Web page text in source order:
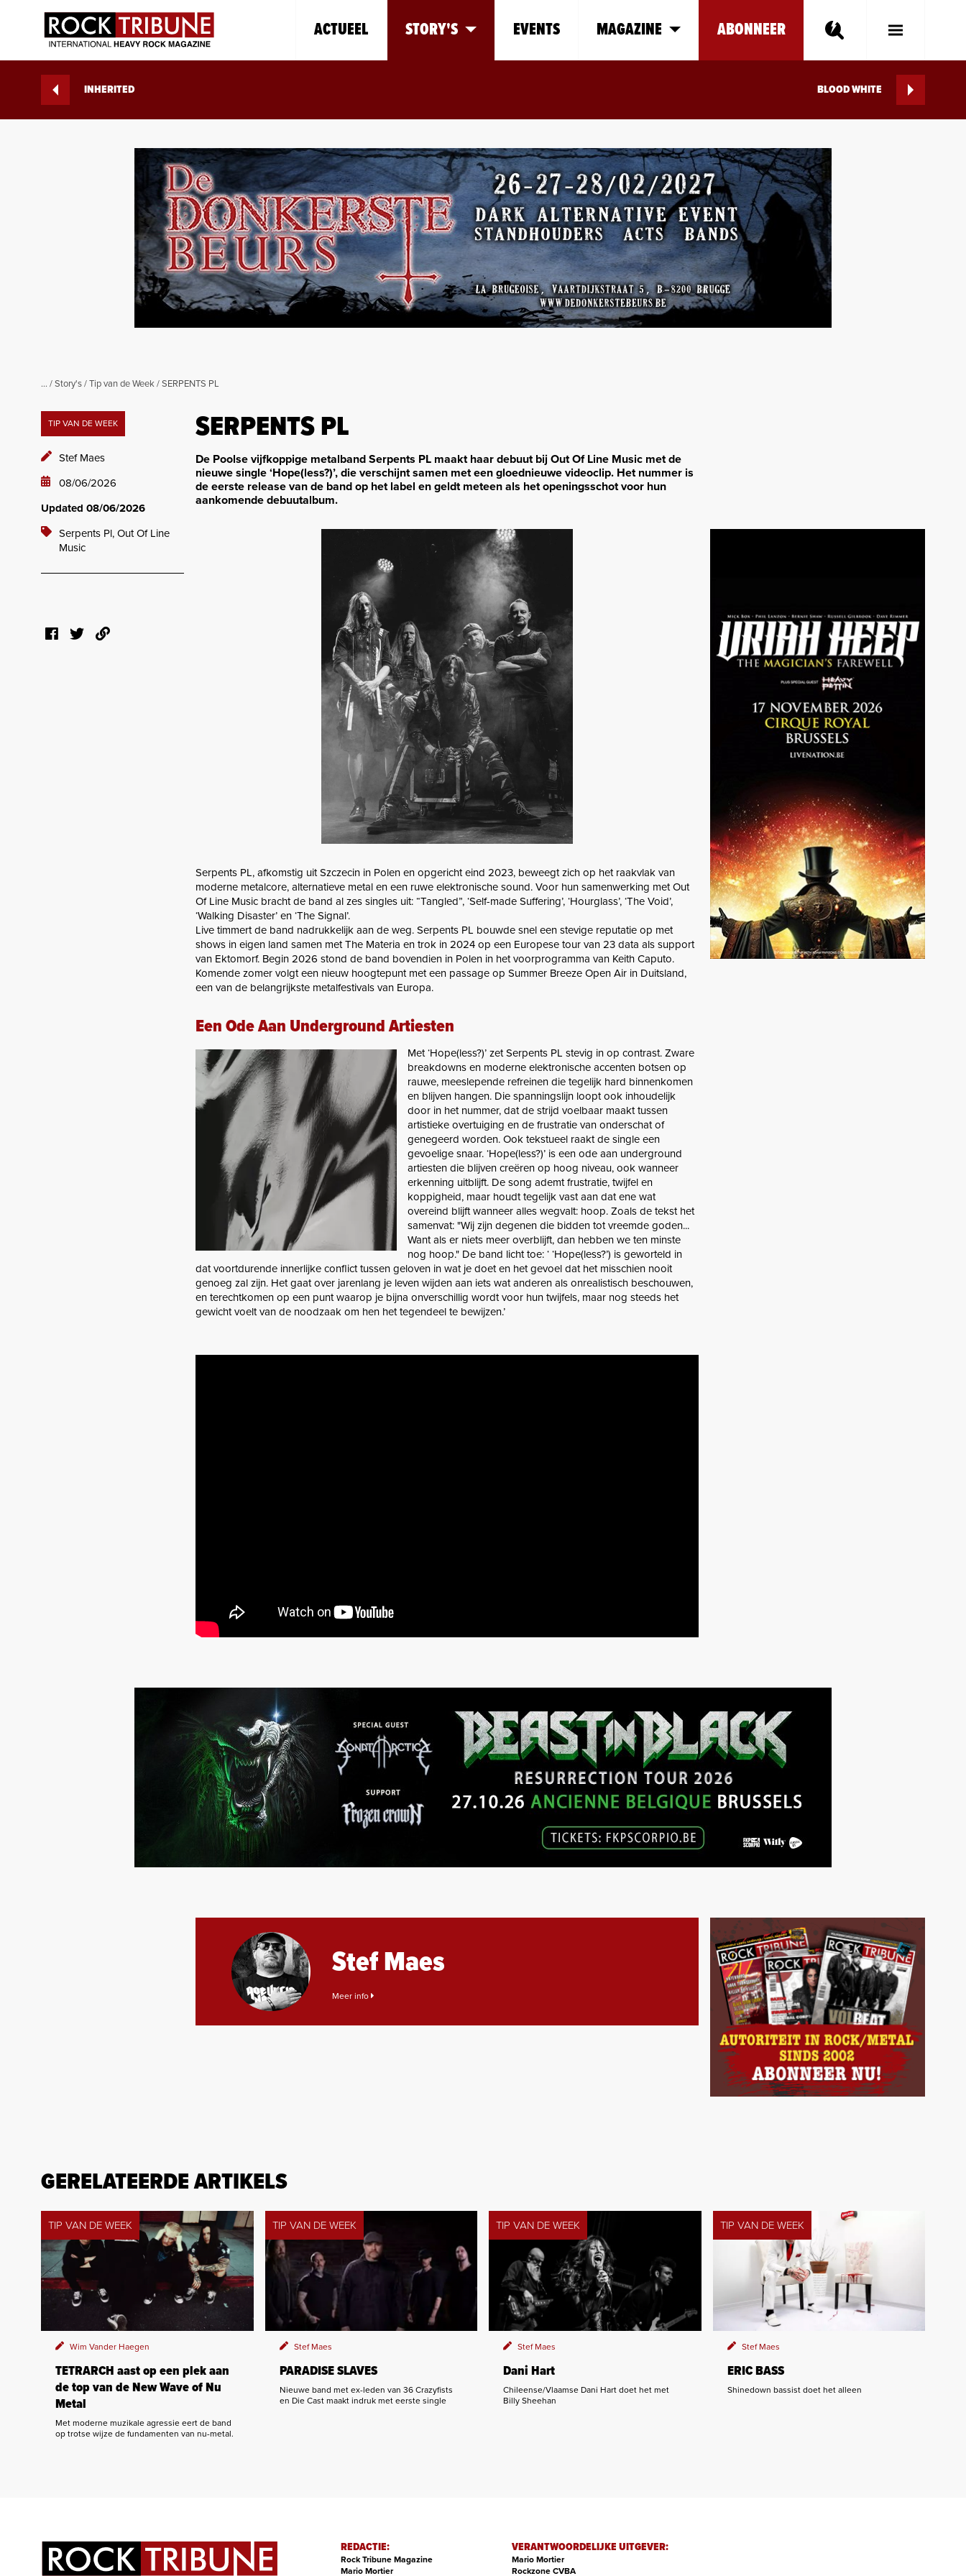
ACTUEEL STORY'S EVENTS MAGAZINE ABONNEER
Toggle
INHERITED BLOOD WHITE
... /Story's/Tip van de Week/SERPENTS PL
TIP VAN DE WEEK
Stef Maes
08/06/2026
Updated 08/06/2026
Serpents Pl, Out Of Line
Music
SERPENTS PL
De Poolse vijfkoppige metalband Serpents PL maakt haar debuut bij Out Of Line Music met de
nieuwe single ‘Hope(less?)’, die verschijnt samen met een gloednieuwe videoclip. Het nummer is
de eerste release van de band op het label en geldt meteen als het openingsschot voor hun
aankomende debuutalbum.
Serpents PL, afkomstig uit Szczecin in Polen en opgericht eind 2023, beweegt zich op het raakvlak van
moderne metalcore, alternatieve metal en een ruwe elektronische sound. Voor hun samenwerking met Out
Of Line Music bracht de band al zes singles uit: “Tangled”, ‘Self-made Suffering’, ‘Hourglass’, ‘The Void’,
‘Walking Disaster’ en ‘The Signal’.
Live timmert de band nadrukkelijk aan de weg. Serpents PL bouwde snel een stevige reputatie op met
shows in eigen land samen met The Materia en trok in 2024 op een Europese tour van 23 data als support
van Ektomorf. Begin 2026 stond de band bovendien in Polen in het voorprogramma van Keith Caputo.
Komende zomer volgt een nieuw hoogtepunt met een passage op Summer Breeze Open Air in Duitsland,
een van de belangrijkste metalfestivals van Europa.
Een Ode Aan Underground Artiesten
Met ‘Hope(less?)’ zet Serpents PL stevig in op contrast. Zware
breakdowns en moderne elektronische accenten botsen op
rauwe, meeslepende refreinen die tegelijk hard binnenkomen
en blijven hangen. Die spanningslijn loopt ook inhoudelijk
door in het nummer, dat de strijd voelbaar maakt tussen
artistieke overtuiging en de frustratie van onderschat of
genegeerd worden. Ook tekstueel raakt de single een
gevoelige snaar. ‘Hope(less?)’ is een ode aan underground
artiesten die blijven creëren op hoog niveau, ook wanneer
erkenning uitblijft. De song ademt frustratie, twijfel en
koppigheid, maar houdt tegelijk vast aan dat ene wat
overeind blijft wanneer alles wegvalt: hoop. Zoals de tekst het
samenvat: "Wij zijn degenen die bidden tot vreemde goden...
Want als er niets meer overblijft, dan hebben we ten minste
nog hoop." De band licht toe: ‘ ‘Hope(less?’) is geworteld in
dat voortdurende innerlijke conflict tussen geloven in wat je doet en het gevoel dat het misschien nooit
genoeg zal zijn. Het gaat over jarenlang je leven wijden aan iets wat anderen als onrealistisch beschouwen,
en terechtkomen op een punt waarop je bijna onverschillig wordt voor hun twijfels, maar nog steeds het
gewicht voelt van de noodzaak om hen het tegendeel te bewijzen.’
Stef Maes
Meer info
GERELATEERDE ARTIKELS
TIP VAN DE WEEK
Wim Vander Haegen
TETRARCH aast op een plek aan
de top van de New Wave of Nu
Metal
Met moderne muzikale agressie eert de band
op trotse wijze de fundamenten van nu-metal.
TIP VAN DE WEEK
Stef Maes
PARADISE SLAVES
Nieuwe band met ex-leden van 36 Crazyfists
en Die Cast maakt indruk met eerste single
TIP VAN DE WEEK
Stef Maes
Dani Hart
Chileense/Vlaamse Dani Hart doet het met
Billy Sheehan
TIP VAN DE WEEK
Stef Maes
ERIC BASS
Shinedown bassist doet het alleen
REDACTIE:
Rock Tribune Magazine
Mario Mortier
VERANTWOORDELIJKE UITGEVER:
Mario Mortier
Rockzone CVBA